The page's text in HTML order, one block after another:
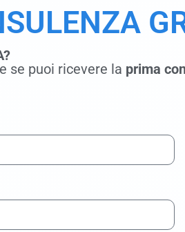
se puoi ricevere la prima